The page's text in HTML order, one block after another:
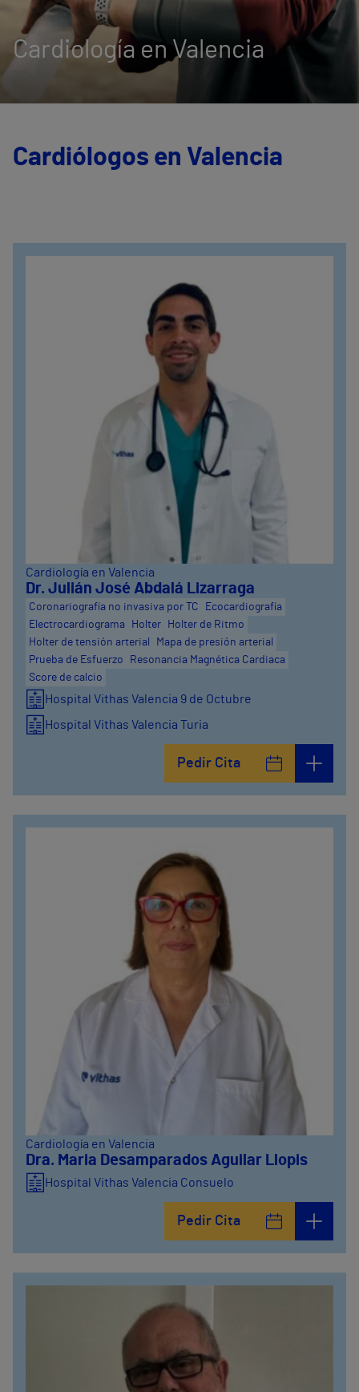
Cardiología en Valencia
Cardiólogos en Valencia
Cardiología en Valencia
Dr. Julián José Abdalá Lizarraga
Coronariografía no invasiva por TC
Ecocardiografía
Electrocardiograma
Holter
Holter de Ritmo
Holter de tensión arterial
Mapa de presión arterial
Prueba de Esfuerzo
Resonancia Magnética Cardiaca
Score de calcio
Hospital Vithas Valencia 9 de Octubre
Hospital Vithas Valencia Turia
Pedir Cita
Cardiología en Valencia
Dra. Maria Desamparados Aguilar Llopis
Hospital Vithas Valencia Consuelo
Pedir Cita